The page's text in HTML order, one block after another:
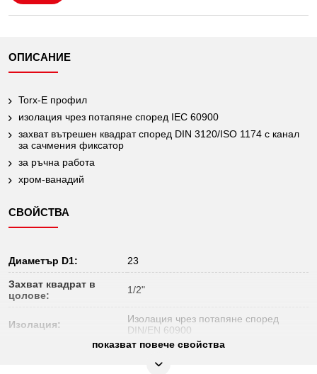
ОПИСАНИЕ
Torx-E профил
изолация чрез потапяне според IEC 60900
захват вътрешен квадрат според DIN 3120/ISO 1174 с канал
за сачмения фиксатор
за ръчна работа
хром-ванадий
СВОЙСТВА
Диаметър D1: 23
Захват квадрат в
цолове:
1/2"
Изолация:
Изолация чрез потапяне според
DIN/EN 60900
показват повече свойства